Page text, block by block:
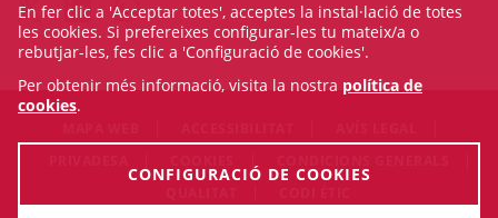
En fer clic a 'Acceptar totes', acceptes la instal·lació de totes
les cookies. Si prefereixes configurar-les tu mateix/a o
rebutjar-les, fes clic a 'Configuració de cookies'.
Per obtenir més informació, visita la nostra política de
cookies.
CONFIGURACIÓ DE COOKIES